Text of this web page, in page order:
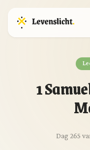
1
Dag 265